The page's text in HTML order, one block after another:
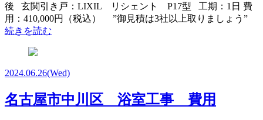
後 玄関引き戸：LIXIL リシェント P17型 工期：1日 費
用：410,000円（税込） ”御見積は3社以上取りましょう”
続きを読む
2024.06.26(Wed)
名古屋市中川区 浴室工事 費用